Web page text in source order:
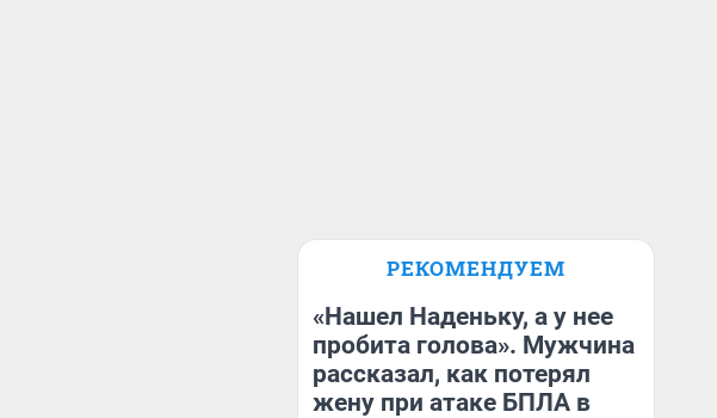
РЕКОМЕНДУЕМ
«Нашел Наденьку, а у нее
пробита голова». Мужчина
рассказал, как потерял
жену при атаке БПЛА в